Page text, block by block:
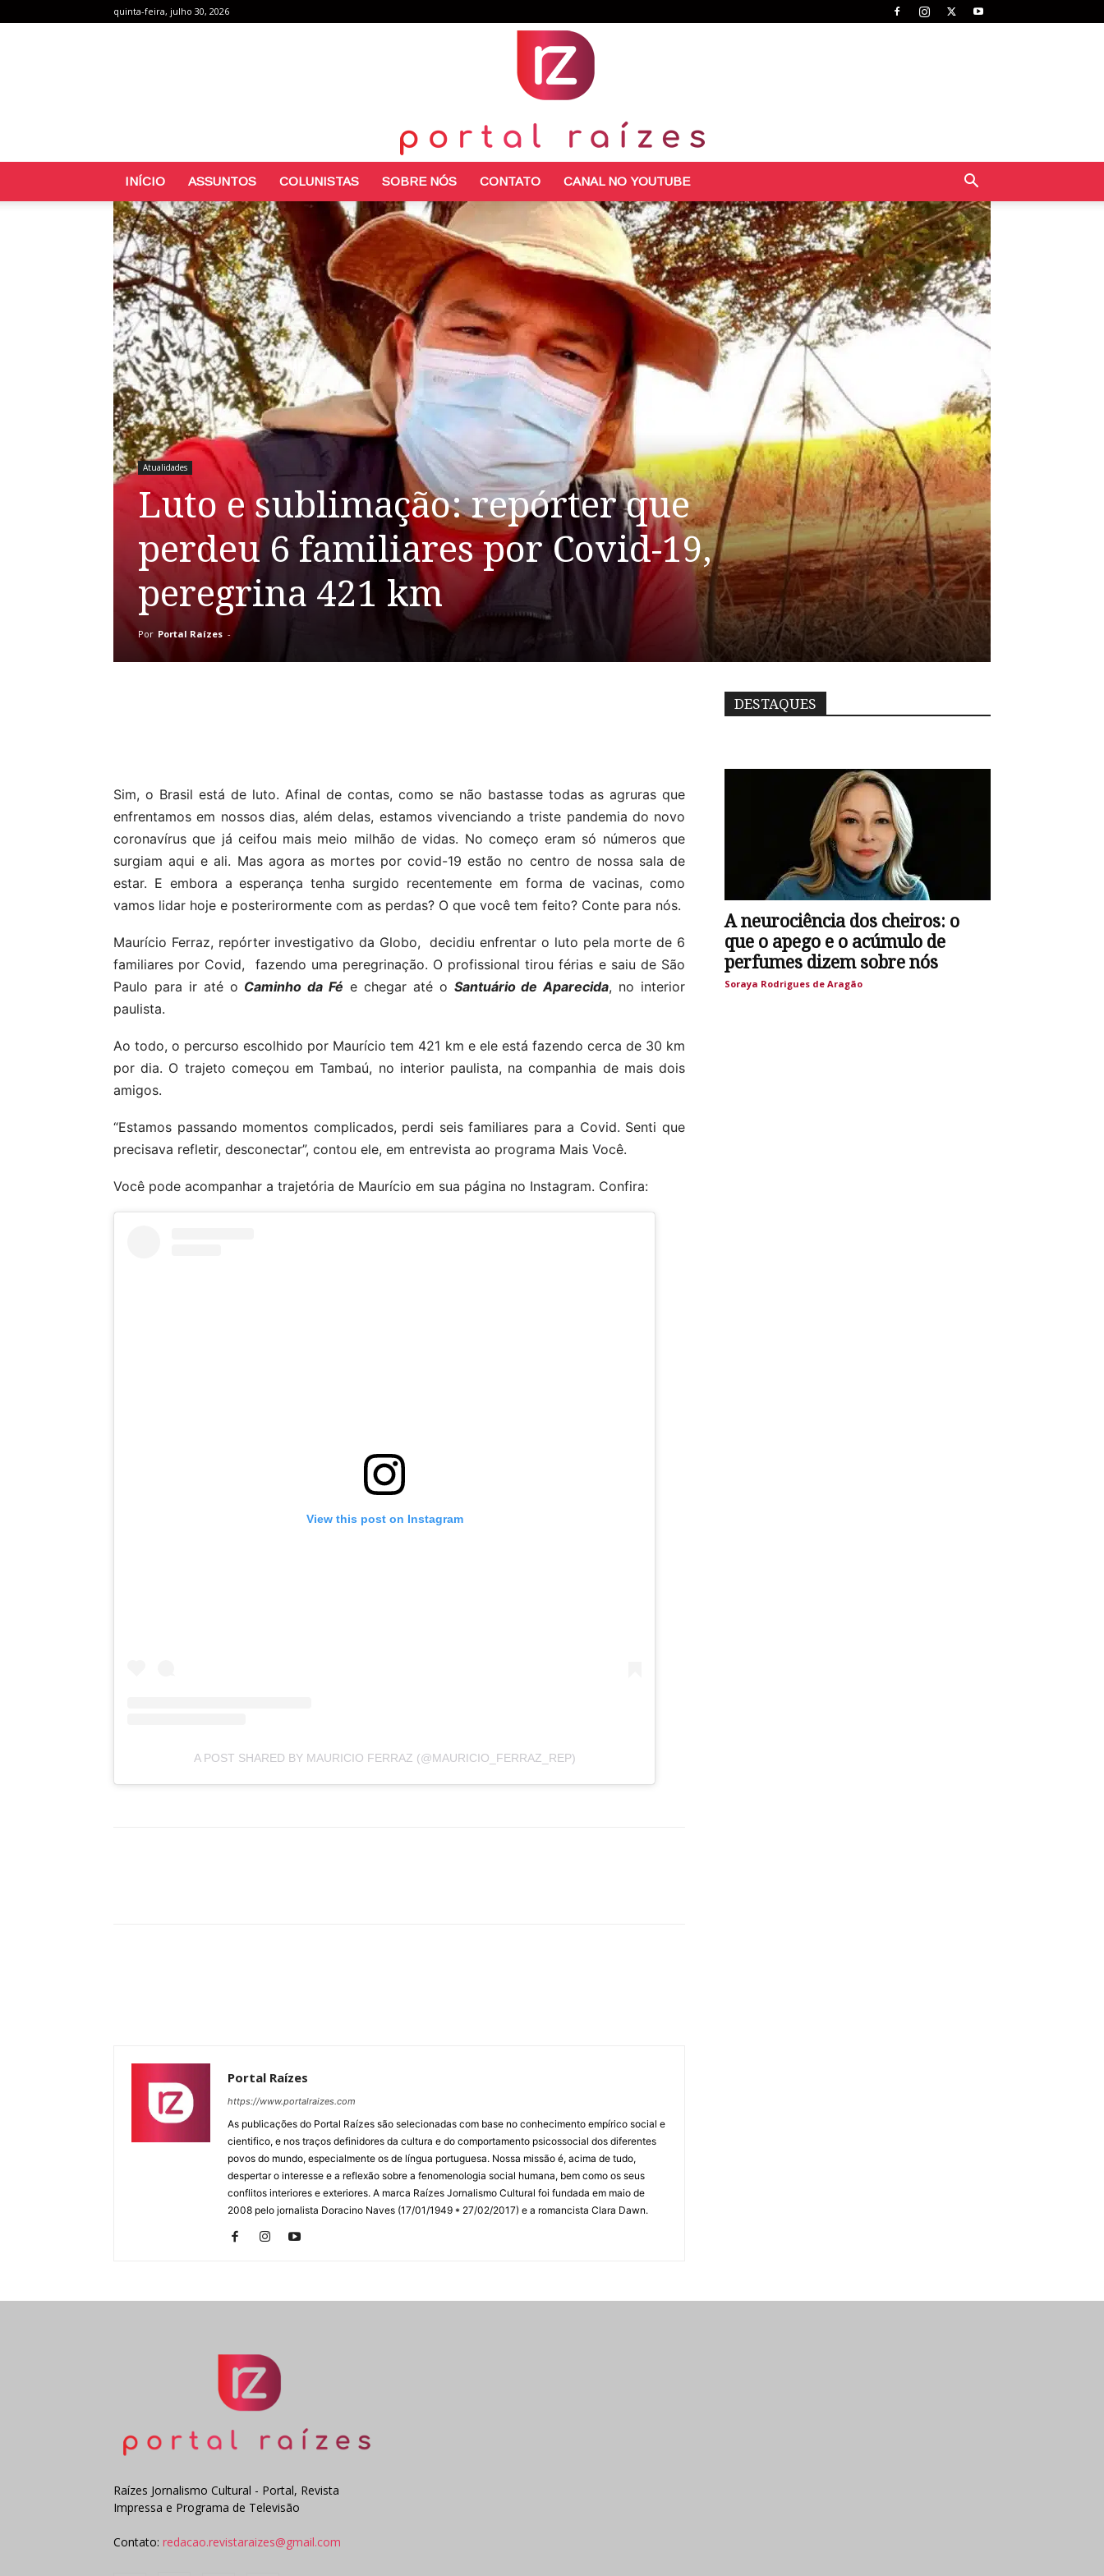
quinta-feira, julho 30, 2026
Portal
Raízes
INÍCIO ASSUNTOS COLUNISTAS SOBRE NÓS CONTATO CANAL NO YOUTUBE
Atualidades
Luto e sublimação: repórter que
perdeu 6 familiares por Covid-19,
peregrina 421 km
Por Portal Raízes -
Sim, o Brasil está de luto. Afinal de contas, como se não bastasse todas as agruras que
enfrentamos em nossos dias, além delas, estamos vivenciando a triste pandemia do novo
coronavírus que já ceifou mais meio milhão de vidas. No começo eram só números que
surgiam aqui e ali. Mas agora as mortes por covid-19 estão no centro de nossa sala de
estar. E embora a esperança tenha surgido recentemente em forma de vacinas, como
vamos lidar hoje e posterirormente com as perdas? O que você tem feito? Conte para nós.
Maurício Ferraz, repórter investigativo da Globo, decidiu enfrentar o luto pela morte de 6
familiares por Covid, fazendo uma peregrinação. O profissional tirou férias e saiu de São
Paulo para ir até o Caminho da Fé e chegar até o Santuário de Aparecida, no interior
paulista.
Ao todo, o percurso escolhido por Maurício tem 421 km e ele está fazendo cerca de 30 km
por dia. O trajeto começou em Tambaú, no interior paulista, na companhia de mais dois
amigos.
“Estamos passando momentos complicados, perdi seis familiares para a Covid. Senti que
precisava refletir, desconectar”, contou ele, em entrevista ao programa Mais Você.
Você pode acompanhar a trajetória de Maurício em sua página no Instagram. Confira:
View this post on Instagram
A POST SHARED BY MAURICIO FERRAZ (@MAURICIO_FERRAZ_REP)
Portal Raízes
https://www.portalraizes.com
As publicações do Portal Raízes são selecionadas com base no conhecimento empírico social e
cientifico, e nos traços definidores da cultura e do comportamento psicossocial dos diferentes
povos do mundo, especialmente os de língua portuguesa. Nossa missão é, acima de tudo,
despertar o interesse e a reflexão sobre a fenomenologia social humana, bem como os seus
conflitos interiores e exteriores. A marca Raízes Jornalismo Cultural foi fundada em maio de
2008 pelo jornalista Doracino Naves (17/01/1949 * 27/02/2017) e a romancista Clara Dawn.
DESTAQUES
A neurociência dos cheiros: o
que o apego e o acúmulo de
perfumes dizem sobre nós
Soraya Rodrigues de Aragão
Raízes Jornalismo Cultural - Portal, Revista
Impressa e Programa de Televisão
Contato: redacao.revistaraizes@gmail.com